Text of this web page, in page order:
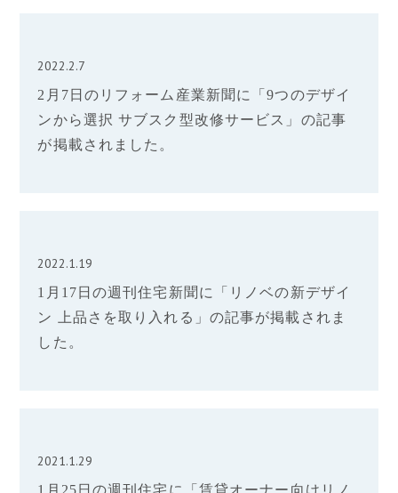
2022.2.7
2月7日のリフォーム産業新聞に「9つのデザイ
ンから選択 サブスク型改修サービス」の記事
が掲載されました。
2022.1.19
1月17日の週刊住宅新聞に「リノベの新デザイ
ン 上品さを取り入れる」の記事が掲載されま
した。
2021.1.29
1月25日の週刊住宅に「賃貸オーナー向けリノ